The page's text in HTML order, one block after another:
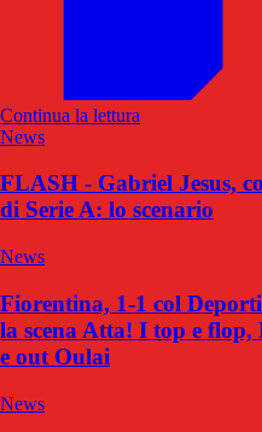
Continua la lettura
News
FLASH - Gabriel Jesus,
di Serie A: lo scenario
News
Fiorentina, 1-1 col
la scena Atta! I top e
e out Oulai
News